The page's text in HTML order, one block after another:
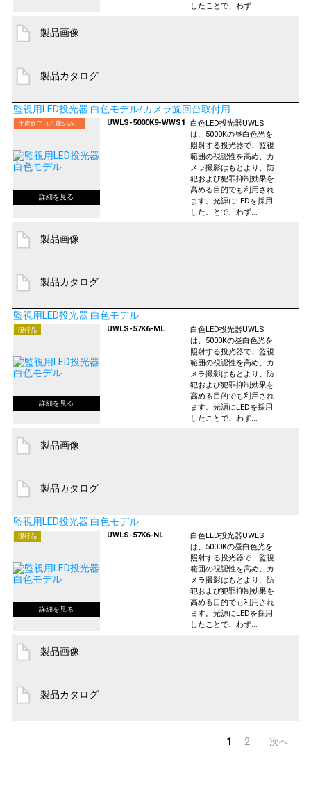
したことで、わず...
製品画像
製品カタログ
監視用LED投光器 白色モデル/カメラ旋回台取付用
生産終了（在庫のみ） UWLS-5000K9-WWS1
白色LED投光器UWLS
は、5000Kの昼白色光を
照射する投光器で、監視
範囲の視認性を高め、カ
メラ撮影はもとより、防
犯および犯罪抑制効果を
高める目的でも利用され
ます。光源にLEDを採用
したことで、わず...
製品画像
製品カタログ
監視用LED投光器 白色モデル
現行品 UWLS-57K6-ML
白色LED投光器UWLS
は、5000Kの昼白色光を
照射する投光器で、監視
範囲の視認性を高め、カ
メラ撮影はもとより、防
犯および犯罪抑制効果を
高める目的でも利用され
ます。光源にLEDを採用
したことで、わず...
製品画像
製品カタログ
監視用LED投光器 白色モデル
現行品 UWLS-57K6-NL
白色LED投光器UWLS
は、5000Kの昼白色光を
照射する投光器で、監視
範囲の視認性を高め、カ
メラ撮影はもとより、防
犯および犯罪抑制効果を
高める目的でも利用され
ます。光源にLEDを採用
したことで、わず...
製品画像
製品カタログ
1 2 次へ